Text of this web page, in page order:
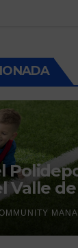
Valle de